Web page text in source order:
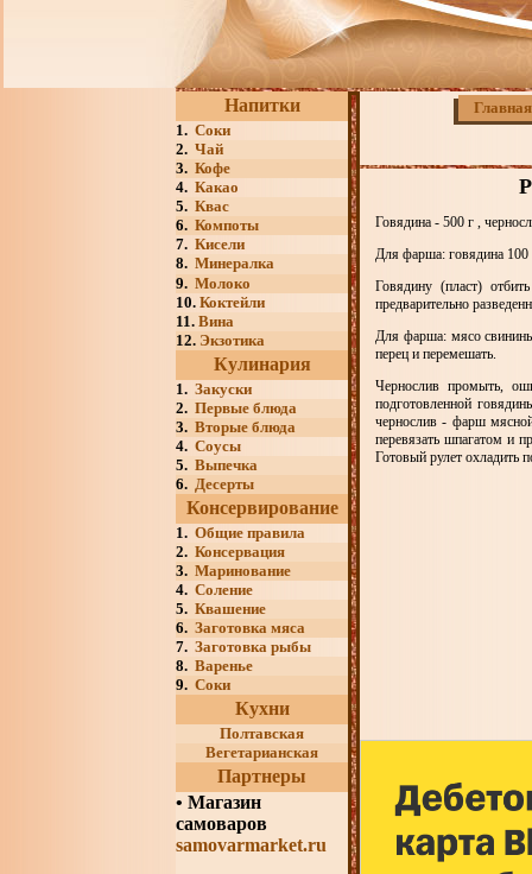
Напитки
1. Соки
2. Чай
3. Кофе
4. Какао
5. Квас
6. Компоты
7. Кисели
8. Минералка
9. Молоко
10. Коктейли
11. Вина
12. Экзотика
Кулинария
1. Закуски
2. Первые блюда
3. Вторые блюда
4. Соусы
5. Выпечка
6. Десерты
Консервирование
1. Общие правила
2. Консервация
3. Маринование
4. Соление
5. Квашение
6. Заготовка мяса
7. Заготовка рыбы
8. Варенье
9. Соки
Кухни
Полтавская
Вегетарианская
Партнеры
• Магазин
самоваров
samovarmarket.ru
Главная
Говядина - 500 г ,
Для фарша: говядина 100
Говядину (пласт)
предварительно
Для фарша: мясо свинины
перец и перемешать.
Чернослив промыть,
подготовленной
чернослив - фарш
перевязать шпагатом и
Готовый рулет охладить